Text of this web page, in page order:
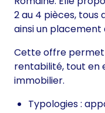
2 au 4 pièces,
ainsi un placement
Cette offre
rentabilité, tout en
immobilier.
Typologies :